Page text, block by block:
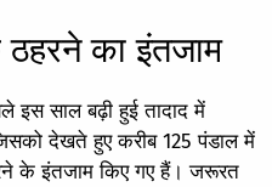
का इंतजाम
इस साल बढ़ी हुई तादाद में
देखते हुए करीब 125 पंडाल में
के इंतजाम किए गए हैं। जरूरत